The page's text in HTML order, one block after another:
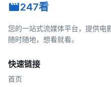
247看
您的一站式流媒体平台，提供电
随时随地，想看就看。
快速链接
首页